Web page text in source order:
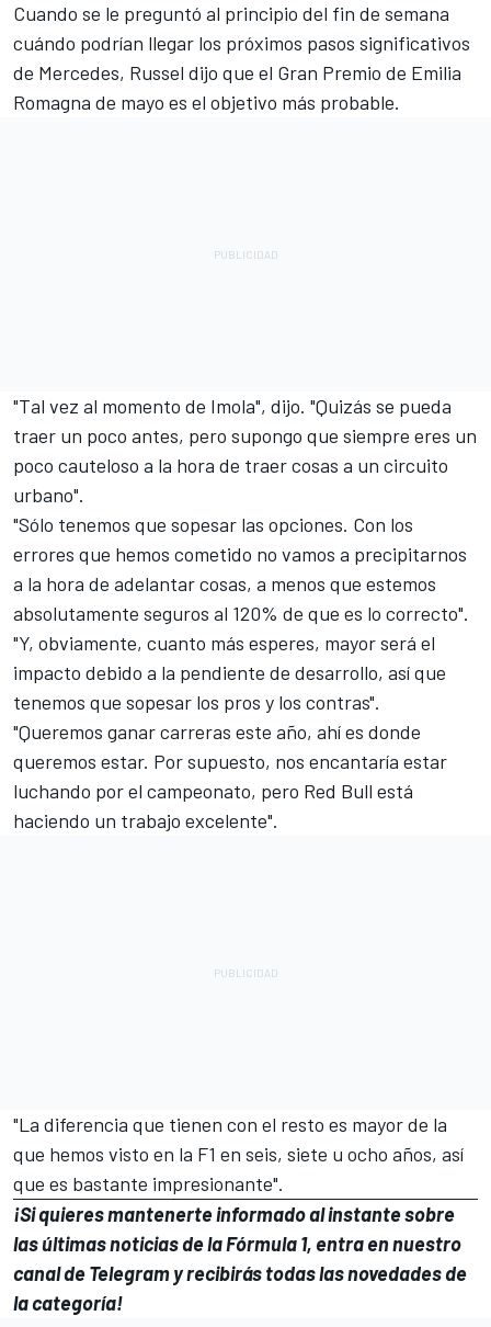
Cuando se le preguntó al principio del fin de semana
cuándo podrían llegar los próximos pasos significativos
de Mercedes, Russel dijo que el Gran Premio de Emilia
Romagna de mayo es el objetivo más probable.
"Tal vez al momento de Imola", dijo. "Quizás se pueda
traer un poco antes, pero supongo que siempre eres un
poco cauteloso a la hora de traer cosas a un circuito
urbano".
"Sólo tenemos que sopesar las opciones. Con los
errores que hemos cometido no vamos a precipitarnos
a la hora de adelantar cosas, a menos que estemos
absolutamente seguros al 120% de que es lo correcto".
"Y, obviamente, cuanto más esperes, mayor será el
impacto debido a la pendiente de desarrollo, así que
tenemos que sopesar los pros y los contras".
"Queremos ganar carreras este año, ahí es donde
queremos estar. Por supuesto, nos encantaría estar
luchando por el campeonato, pero Red Bull está
haciendo un trabajo excelente".
"La diferencia que tienen con el resto es mayor de la
que hemos visto en la F1 en seis, siete u ocho años, así
que es bastante impresionante".
¡Si quieres mantenerte informado al instante sobre
las últimas noticias de la Fórmula 1, entra ennuestro
canal de Telegramy recibirás todas las novedades de
la categoría!